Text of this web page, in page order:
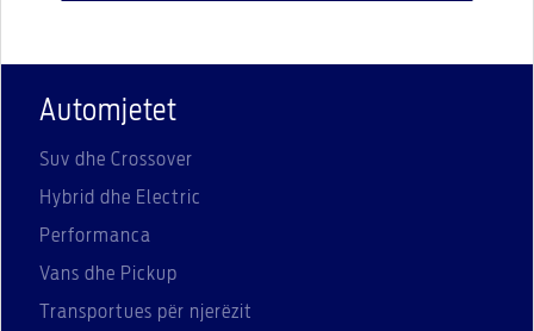
Automjetet
Suv dhe Crossover
Hybrid dhe Electric
Performanca
Vans dhe Pickup
Transportues për njerëzit